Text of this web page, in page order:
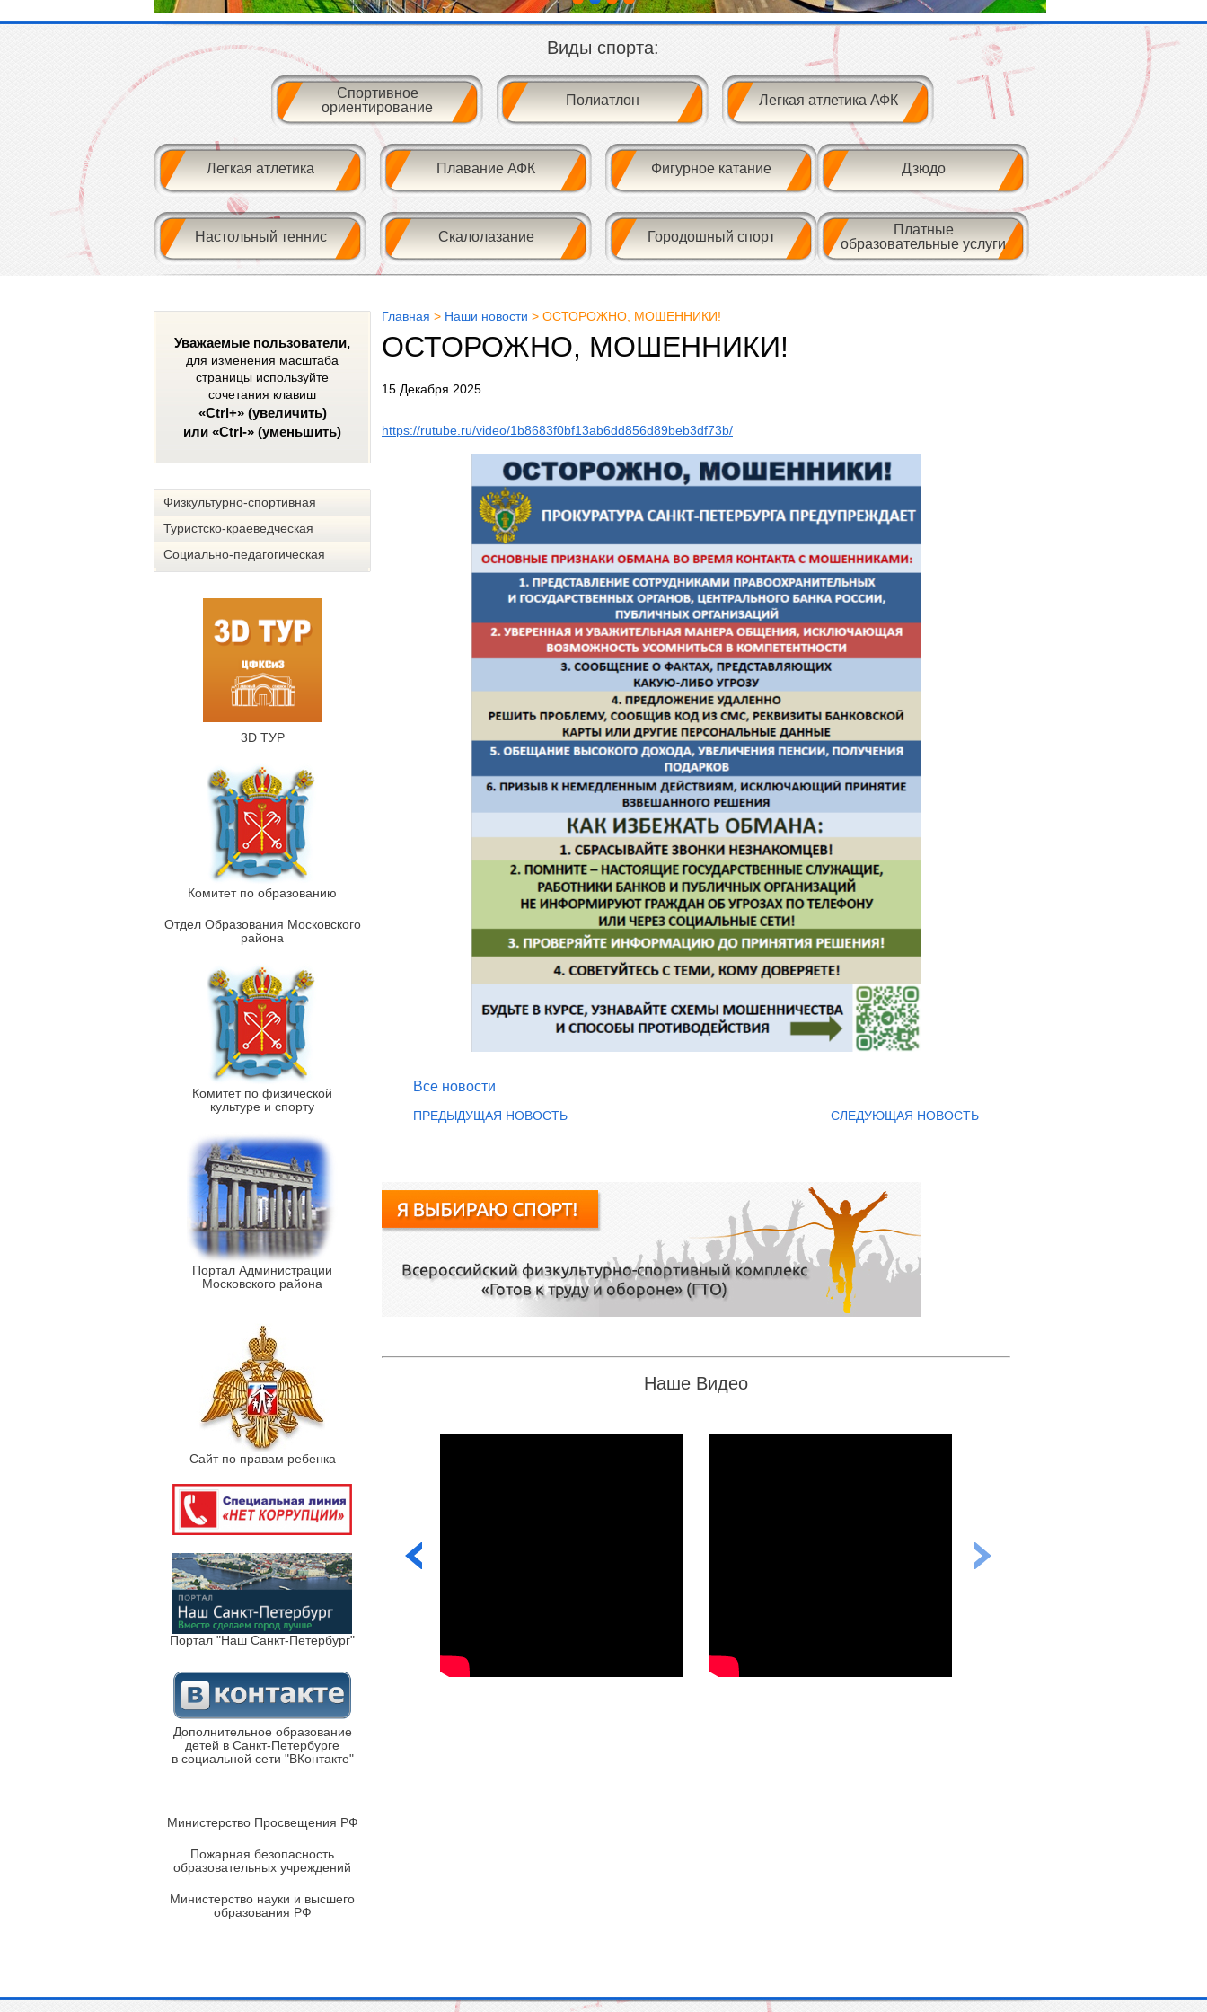
Виды спорта:
Спортивное
ориентирование
Полиатлон Легкая атлетика АФК
Легкая атлетика Плавание АФК Фигурное катание Дзюдо
Настольный теннис Скалолазание Городошный спорт
Платные
образовательные услуги
Уважаемые пользователи,
для изменения масштаба
страницы используйте
сочетания клавиш
«Ctrl+» (увеличить)
или «Ctrl-» (уменьшить)
Физкультурно-спортивная
Туристско-краеведческая
Социально-педагогическая
3D ТУР
Комитет по образованию
Отдел Образования Московского
района
Комитет по физической
культуре и спорту
Портал Администрации
Московского района
Сайт по правам ребенка
Портал "Наш Санкт-Петербург"
Дополнительное образование
детей в Санкт-Петербурге
в социальной сети "ВКонтакте"
Министерство Просвещения РФ
Пожарная безопасность
образовательных учреждений
Министерство науки и высшего
образования РФ
Главная > Наши новости > ОСТОРОЖНО, МОШЕННИКИ!
ОСТОРОЖНО, МОШЕННИКИ!
15 Декабря 2025
https://rutube.ru/video/1b8683f0bf13ab6dd856d89beb3df73b/
Все новости
ПРЕДЫДУЩАЯ НОВОСТЬ СЛЕДУЮЩАЯ НОВОСТЬ
Наше Видео